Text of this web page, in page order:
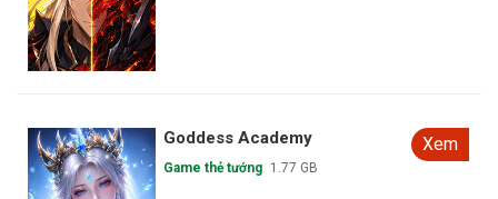
Goddess Academy
Game thẻ tướng 1.77 GB
Xem